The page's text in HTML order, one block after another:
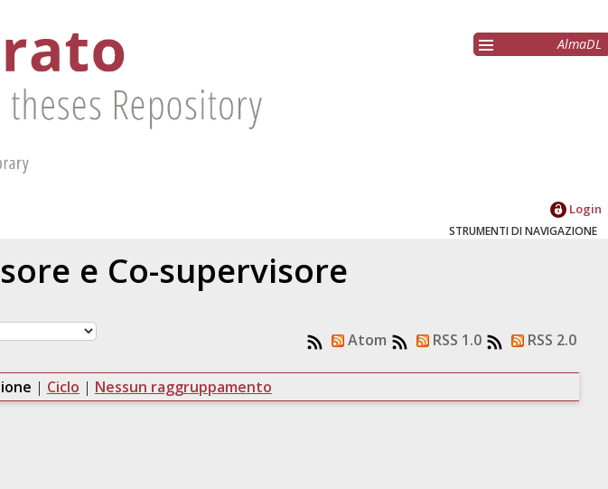
AlmaDL
Login
STRUMENTI DI NAVIGAZIONE
e Co-supervisore
Atom RSS 1.0 RSS 2.0
| Ciclo | Nessun raggruppamento